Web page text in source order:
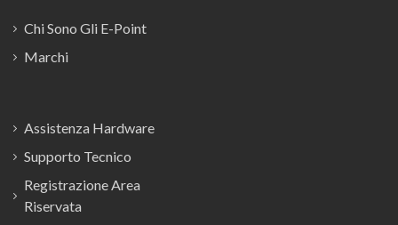
Chi Sono Gli E-Point
Marchi
Assistenza Hardware
Supporto Tecnico
Registrazione Area
Riservata